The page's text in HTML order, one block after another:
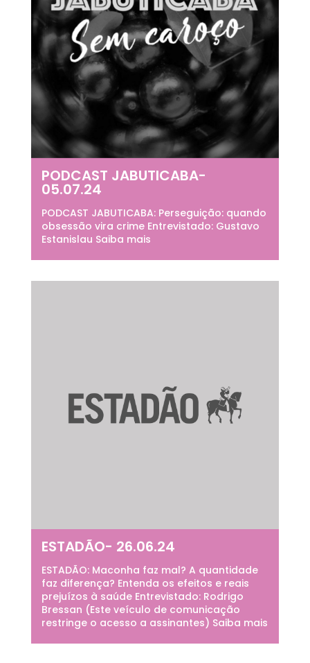
PODCAST JABUTICABA-
05.07.24
PODCAST JABUTICABA: Perseguição: quando
obsessão vira crime Entrevistado: Gustavo
Estanislau Saiba mais
ESTADÃO- 26.06.24
ESTADÃO: Maconha faz mal? A quantidade
faz diferença? Entenda os efeitos e reais
prejuízos à saúde Entrevistado: Rodrigo
Bressan (Este veículo de comunicação
restringe o acesso a assinantes) Saiba mais